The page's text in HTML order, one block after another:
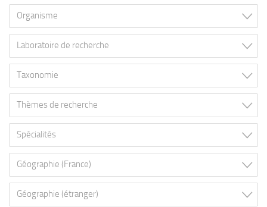
Organisme
Laboratoire de recherche
Taxonomie
Thèmes de recherche
Spécialités
Géographie (France)
Géographie (étranger)